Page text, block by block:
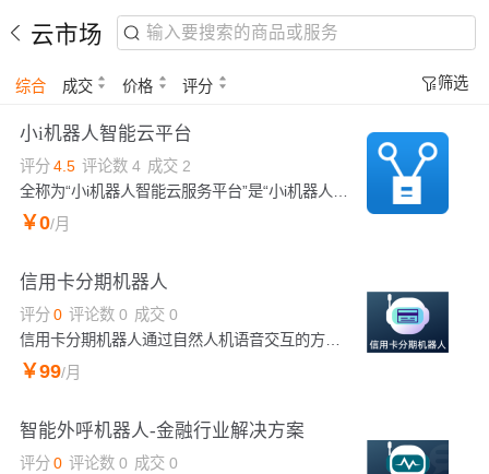
云市场
综合 成交 价格 评分 筛选
小i机器人智能云平台
评分 4.5 评论数 4 成交 2
￥0/月
信用卡分期机器人
评分 0 评论数 0 成交 0
信用卡分期机器人通过自然人机语音交互的方式，实现全天候全时段的工作，使用人机协作的方式为企业用户提供更高效、更优质的服务。
￥99/月
智能外呼机器人-金融行业解决方案
评分 0 评论数 0 成交 0